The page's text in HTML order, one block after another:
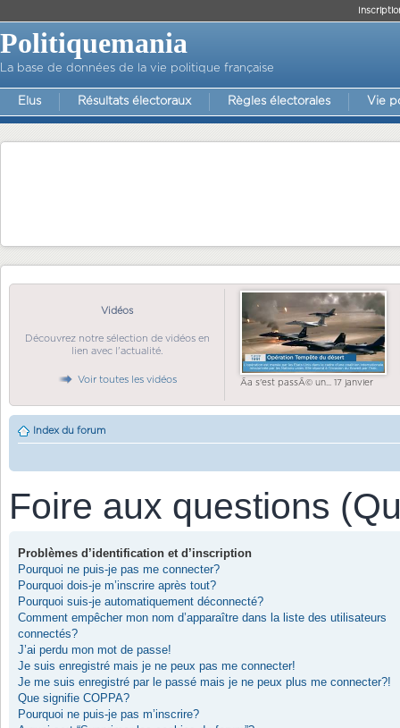
Politiquemania
La base de données de la vie politique française
Elus Résultats électoraux Règles électorales Vie
Vidéos
Découvrez notre sélection de vidéos en
lien avec l'actualité.
Voir toutes les vidéos Ãa s'est passÃ© un... 17 janvier
Index du forum
Foire aux questions
Problèmes d’identification et d’inscription
Pourquoi ne puis-je pas me connecter?
Pourquoi dois-je m’inscrire après tout?
Pourquoi suis-je automatiquement déconnecté?
Comment empêcher mon nom d’apparaître dans la liste des utilisateurs
connectés?
J’ai perdu mon mot de passe!
Je suis enregistré mais je ne peux pas me connecter!
Je me suis enregistré par le passé mais je ne peux plus me connecter?!
Que signifie COPPA?
Pourquoi ne puis-je pas m’inscrire?